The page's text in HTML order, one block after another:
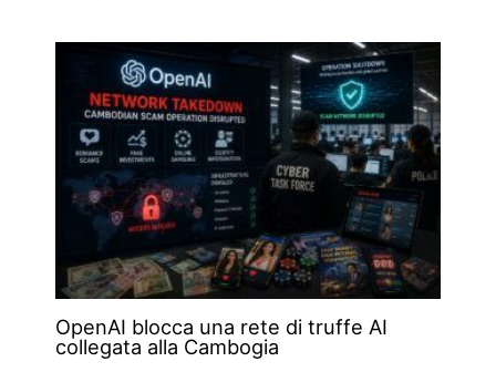
OpenAI blocca una rete di truffe AI
collegata alla Cambogia